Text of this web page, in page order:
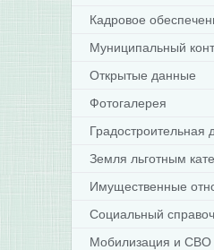
Кадровое
Муниципальный
Открытые данные
Фотогалерея
Градостроительная
Земля льготным
Имущественные
Социальный
Мобилизация и СВО